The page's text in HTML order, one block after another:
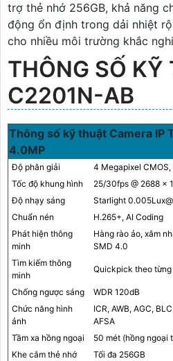
trợ thẻ nhớ 256GB, khả năng
động ổn định trong dải nhiệt
cho nhiều môi trường khắc
THÔNG SỐ KỸ
C2201N-AB
Thông số kỹ thuật Camera IP
4.0MP
Độ phân giải
4 Megapixel
Tốc độ khung hình
25/30fps @ 2688 ×
Độ nhạy sáng
Starlight
Chuẩn nén
H.265+, AI Coding
Phát hiện thông
minh
Hàng rào ảo, xâm
SMD 4.0
Tìm kiếm thông
minh
Quickpick theo từng
Chống ngược sáng
WDR 120dB
Chức năng hình
ảnh
ICR, AWB, AGC,
AFSA
Tầm xa hồng ngoại
50 mét (hồng ngoại
Khe cắm thẻ nhớ
Tối đa 256GB